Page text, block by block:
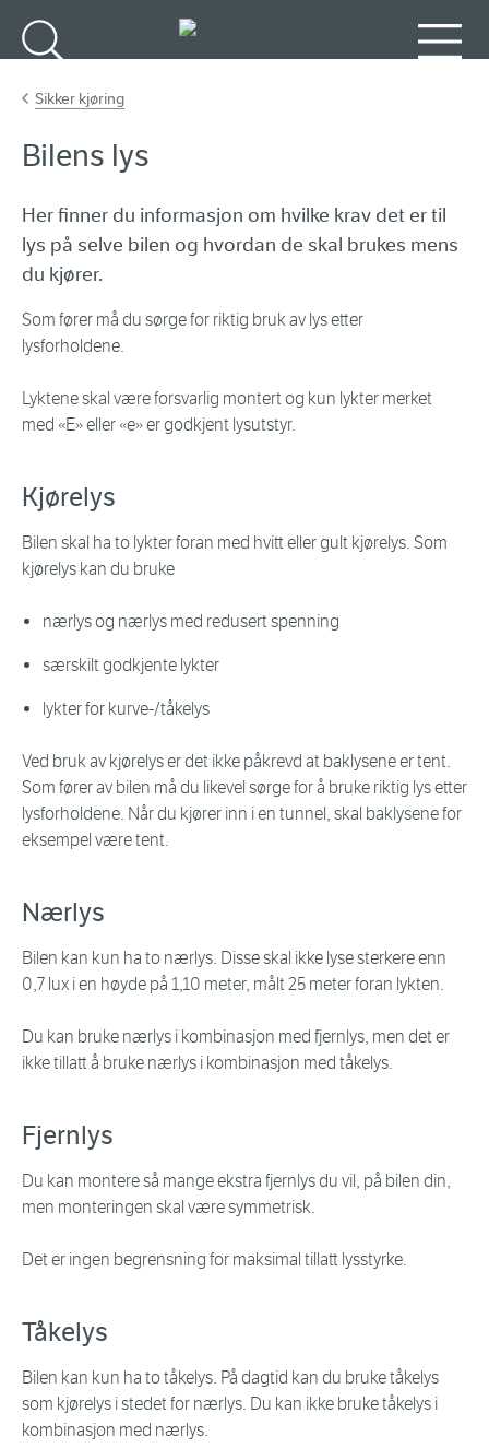
Sikker kjøring
Bilens lys
Her finner du informasjon om hvilke krav det er til
lys på selve bilen og hvordan de skal brukes mens
du kjører.
Som fører må du sørge for riktig bruk av lys etter
lysforholdene.
Lyktene skal være forsvarlig montert og kun lykter merket
med «E» eller «e» er godkjent lysutstyr.
Kjørelys
Bilen skal ha to lykter foran med hvitt eller gult kjørelys. Som
kjørelys kan du bruke
nærlys og nærlys med redusert spenning
særskilt godkjente lykter
lykter for kurve-/tåkelys
Ved bruk av kjørelys er det ikke påkrevd at baklysene er tent.
Som fører av bilen må du likevel sørge for å bruke riktig lys etter
lysforholdene. Når du kjører inn i en tunnel, skal baklysene for
eksempel være tent.
Nærlys
Bilen kan kun ha to nærlys. Disse skal ikke lyse sterkere enn
0,7 lux i en høyde på 1,10 meter, målt 25 meter foran lykten.
Du kan bruke nærlys i kombinasjon med fjernlys, men det er
ikke tillatt å bruke nærlys i kombinasjon med tåkelys.
Fjernlys
Du kan montere så mange ekstra fjernlys du vil, på bilen din,
men monteringen skal være symmetrisk.
Det er ingen begrensning for maksimal tillatt lysstyrke.
Tåkelys
Bilen kan kun ha to tåkelys. På dagtid kan du bruke tåkelys
som kjørelys i stedet for nærlys. Du kan ikke bruke tåkelys i
kombinasjon med nærlys.